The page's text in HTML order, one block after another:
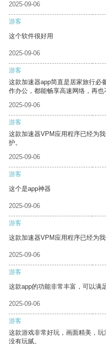
2025-09-06
游客
这个软件很好用
2025-09-06
游客
这款加速器app简直是居家旅行必
作办公，都能畅享高速网络，再也
2025-09-06
游客
这款加速器VPM应用程序已经为
护。
2025-09-06
游客
这个是app神器
2025-09-06
游客
这款加速器VPM应用程序已经为
2025-09-06
游客
这款app的功能非常丰富，可以满
2025-09-06
游客
这款游戏非常好玩，画面精美，
没有玩腻。